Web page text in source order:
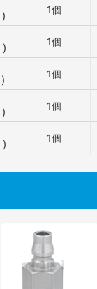
) 1個
) 1個
) 1個
) 1個
) 1個